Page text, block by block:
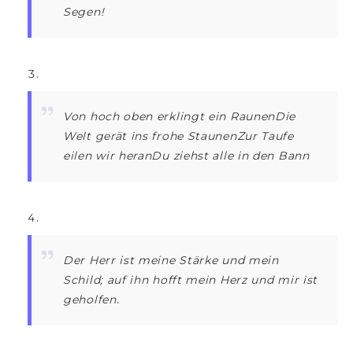
Segen!
Von hoch oben erklingt ein RaunenDie
Welt gerät ins frohe StaunenZur Taufe
eilen wir heranDu ziehst alle in den Bann
Der Herr ist meine Stärke und mein
Schild; auf ihn hofft mein Herz und mir ist
geholfen.